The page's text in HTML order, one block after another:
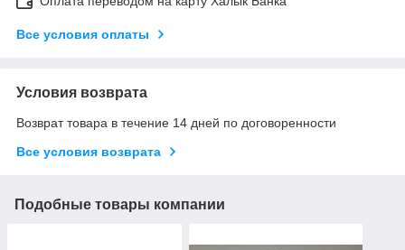
Все условия оплаты
Условия возврата
Возврат товара в течение 14 дней по договоренности
Все условия возврата
Подобные товары компании